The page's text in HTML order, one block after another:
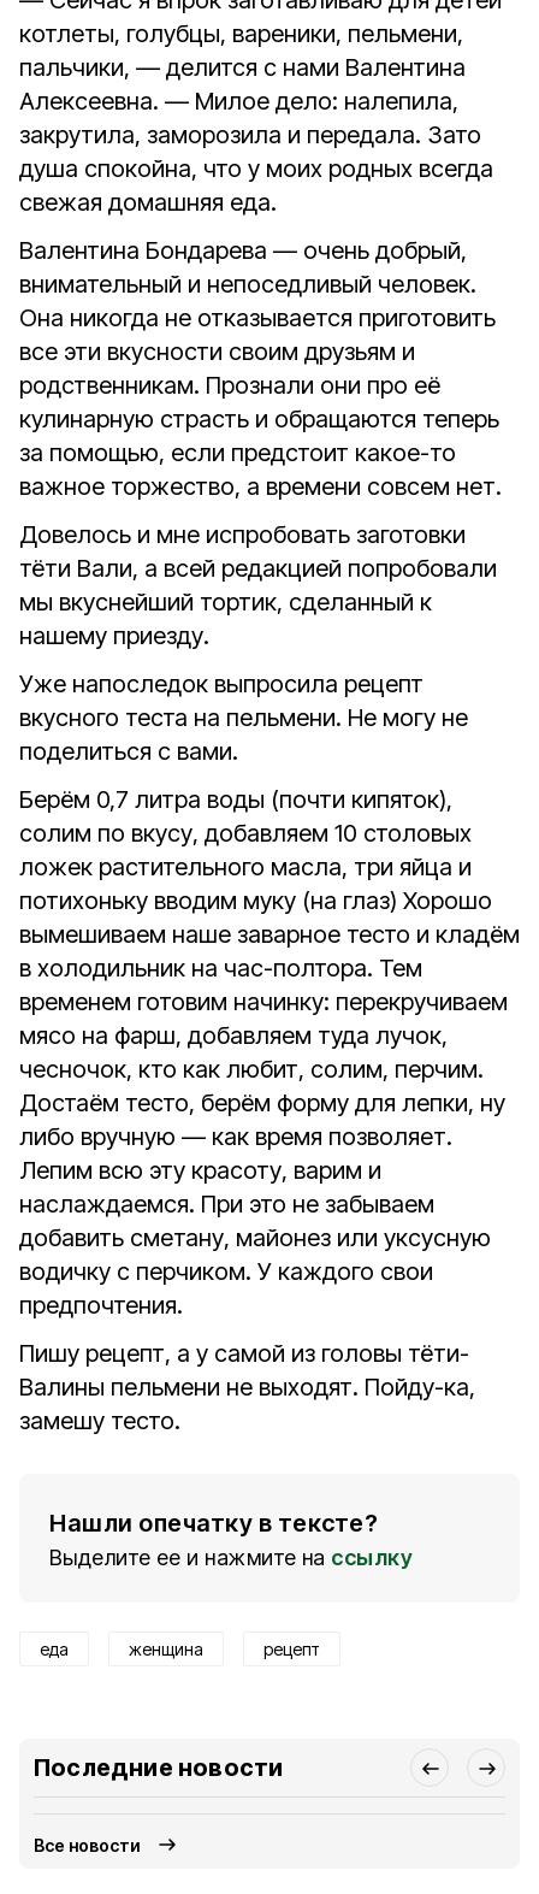
котлеты, голубцы, вареники, пельмени,
пальчики, — делится с нами Валентина
Алексеевна. — Милое дело: налепила,
закрутила, заморозила и передала. Зато
душа спокойна, что у моих родных всегда
свежая домашняя еда.
Валентина Бондарева — очень добрый,
внимательный и непоседливый человек.
Она никогда не отказывается приготовить
все эти вкусности своим друзьям и
родственникам. Прознали они про её
кулинарную страсть и обращаются теперь
за помощью, если предстоит какое-то
важное торжество, а времени совсем нет.
Довелось и мне испробовать заготовки
тёти Вали, а всей редакцией попробовали
мы вкуснейший тортик, сделанный к
нашему приезду.
Уже напоследок выпросила рецепт
вкусного теста на пельмени. Не могу не
поделиться с вами.
Берём 0,7 литра воды (почти кипяток),
солим по вкусу, добавляем 10 столовых
ложек растительного масла, три яйца и
потихоньку вводим муку (на глаз) Хорошо
вымешиваем наше заварное тесто и кладём
в холодильник на час-полтора. Тем
временем готовим начинку: перекручиваем
мясо на фарш, добавляем туда лучок,
чесночок, кто как любит, солим, перчим.
Достаём тесто, берём форму для лепки, ну
либо вручную — как время позволяет.
Лепим всю эту красоту, варим и
наслаждаемся. При это не забываем
добавить сметану, майонез или уксусную
водичку с перчиком. У каждого свои
предпочтения.
Пишу рецепт, а у самой из головы тёти-
Валины пельмени не выходят. Пойду-ка,
замешу тесто.
Нашли опечатку в тексте?
Выделите ее и нажмите на ссылку
еда женщина рецепт
Последние новости
Все новости